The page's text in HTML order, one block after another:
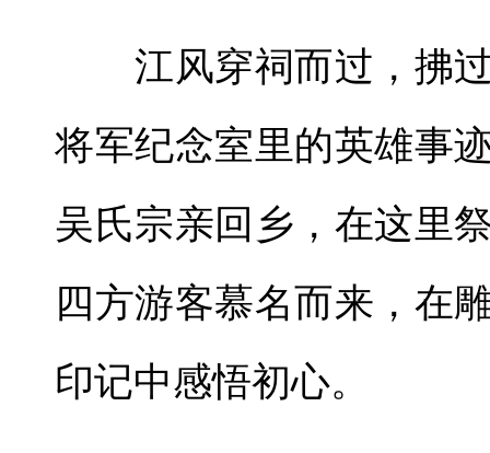
江风穿祠而过，拂过
将军纪念室里的英雄事
吴氏宗亲回乡，在这里
四方游客慕名而来，在
印记中感悟初心。